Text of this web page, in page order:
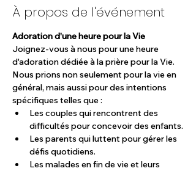
À propos de l'événement
Adoration d'une heure pour la Vie
Joignez-vous à nous pour une heure
d'adoration dédiée à la prière pour la Vie.
Nous prions non seulement pour la vie en
général, mais aussi pour des intentions
spécifiques telles que :
Les couples qui rencontrent des
difficultés pour concevoir des enfants.
Les parents qui luttent pour gérer les
défis quotidiens.
Les malades en fin de vie et leurs